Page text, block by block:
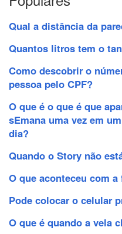
Qual a distância da
Quantos litros tem o
Como descobrir o
pessoa pelo CPF?
O que é o que é que
sEmana uma vez em
dia?
Quando o Story não
O que aconteceu com
Pode colocar o celular
O que é quando a vela